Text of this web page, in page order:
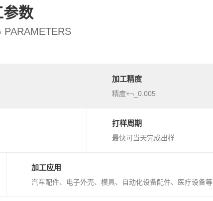
参数
PARAMETERS
加工精度
精度+¬_0.005
打样周期
最快可当天完成出样
加工应用
汽车配件、电子外壳、模具、自动化设备配件、医疗设备等